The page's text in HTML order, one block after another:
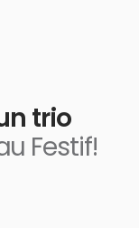
trio
Festif!